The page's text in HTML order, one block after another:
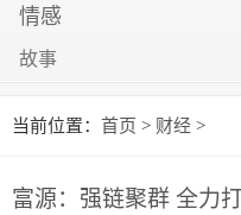
情感
故事
当前位置： 首页 > 财经 >
富源：强链聚群 全力